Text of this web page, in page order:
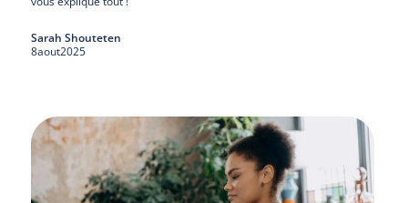
Sarah Shouteten
8aout2025